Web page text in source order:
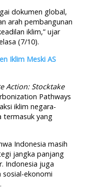
dokumen global,
arah pembangunan
iklim,” ujar
(7/10).
Iklim Meski AS
Action: Stocktake
Pathways
iklim negara-
termasuk yang
Indonesia masih
jangka panjang
Indonesia juga
ekonomi